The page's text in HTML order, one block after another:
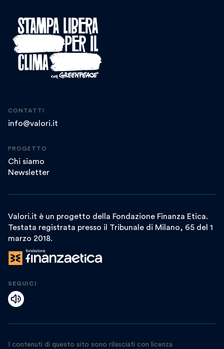
CONTATTI
info@valori.it
PROGETTO
Chi siamo
Newsletter
Valori.it è un progetto della Fondazione Finanza Etica.
Testata registrata presso il Tribunale di Milano, 65 del 1
marzo 2018.
SEGUICI
I contenuti di questo sito sono rilasciati con licenza